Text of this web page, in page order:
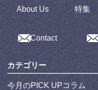
About Us 特集
Contact
カテゴリー
今月のPICK UPコラム